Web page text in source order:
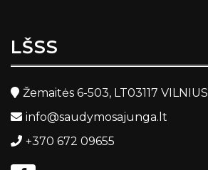
LŠSS
Žemaitės 6-503, LT03117 VILNIUS
info@saudymosajunga.lt
+370 672 09655